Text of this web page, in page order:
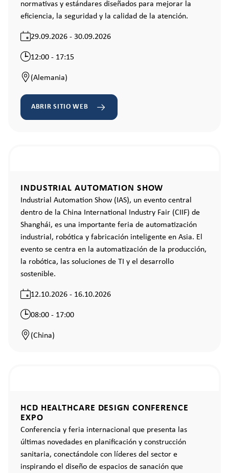
normativas y estándares diseñados para mejorar la
eficiencia, la seguridad y la calidad de la atención.
29.09.2026 - 30.09.2026
12:00 - 17:15
(Alemania)
ABRIR SITIO WEB
INDUSTRIAL AUTOMATION SHOW
Industrial Automation Show (IAS), un evento central
dentro de la China International Industry Fair (CIIF) de
Shanghái, es una importante feria de automatización
industrial, robótica y fabricación inteligente en Asia. El
evento se centra en la automatización de la producción,
la robótica, las soluciones de TI y el desarrollo
sostenible.
12.10.2026 - 16.10.2026
08:00 - 17:00
(China)
HCD HEALTHCARE DESIGN CONFERENCE
EXPO
Conferencia y feria internacional que presenta las
últimas novedades en planificación y construcción
sanitaria, conectándole con líderes del sector e
inspirando el diseño de espacios de sanación que